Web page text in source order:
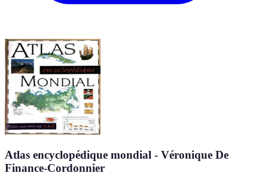
Atlas encyclopédique mondial - Véronique De
Finance-Cordonnier